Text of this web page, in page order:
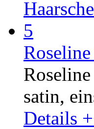
satin,
Details